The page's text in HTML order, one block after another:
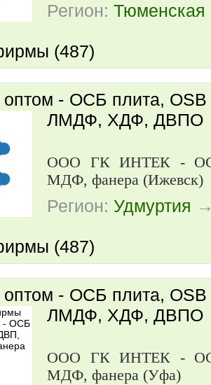
Регион: Тюменская
(487)
оптом - ОСБ плита,
ЛМДФ, ХДФ, ДВПО
ООО ГК ИНТЕК -
МДФ, фанера (Ижевск)
Регион: Удмуртия
(487)
оптом - ОСБ плита,
ЛМДФ, ХДФ, ДВПО
ООО ГК ИНТЕК -
МДФ, фанера (Уфа)